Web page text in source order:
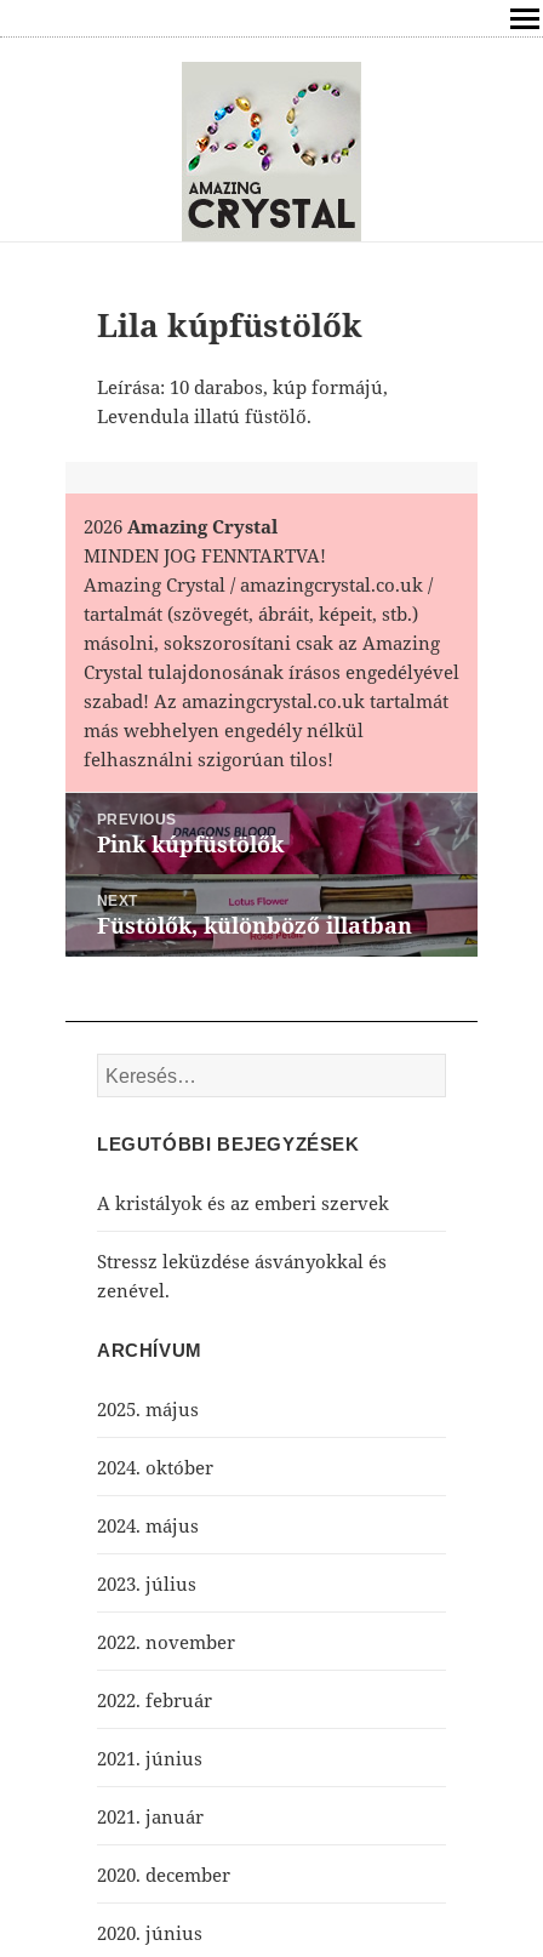
ÍRÁSOK
ÁSVÁNYOK HATÁSAI
ELÉRHETŐSÉG
FREE
Lila kúpfüstölők
Leírása: 10 darabos, kúp formájú,
Levendula illatú füstölő.
2026Amazing Crystal
MINDEN JOG FENNTARTVA!
Amazing Crystal / amazingcrystal.co.uk /
tartalmát (szövegét, ábráit, képeit, stb.)
másolni, sokszorosítani csak az Amazing
Crystal tulajdonosának írásos engedélyével
szabad! Az amazingcrystal.co.uk tartalmát
más webhelyen engedély nélkül
felhasználni szigorúan tilos!
Bejegyzés
navigáció
PREVIOUS
Previous
post:
Pink kúpfüstölők
NEXT
Next
post:
Füstölők, különböző illatban
Keresés:
LEGUTÓBBI BEJEGYZÉSEK
A kristályok és az emberi szervek
Stressz leküzdése ásványokkal és
zenével.
ARCHÍVUM
2025. május
2024. október
2024. május
2023. július
2022. november
2022. február
2021. június
2021. január
2020. december
2020. június